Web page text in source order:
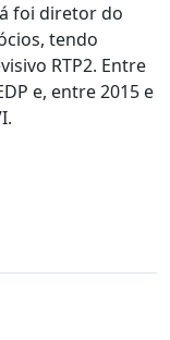
foi diretor do
tendo
RTP2. Entre
e, entre 2015 e